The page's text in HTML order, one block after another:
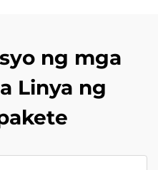
ng mga
Linya ng